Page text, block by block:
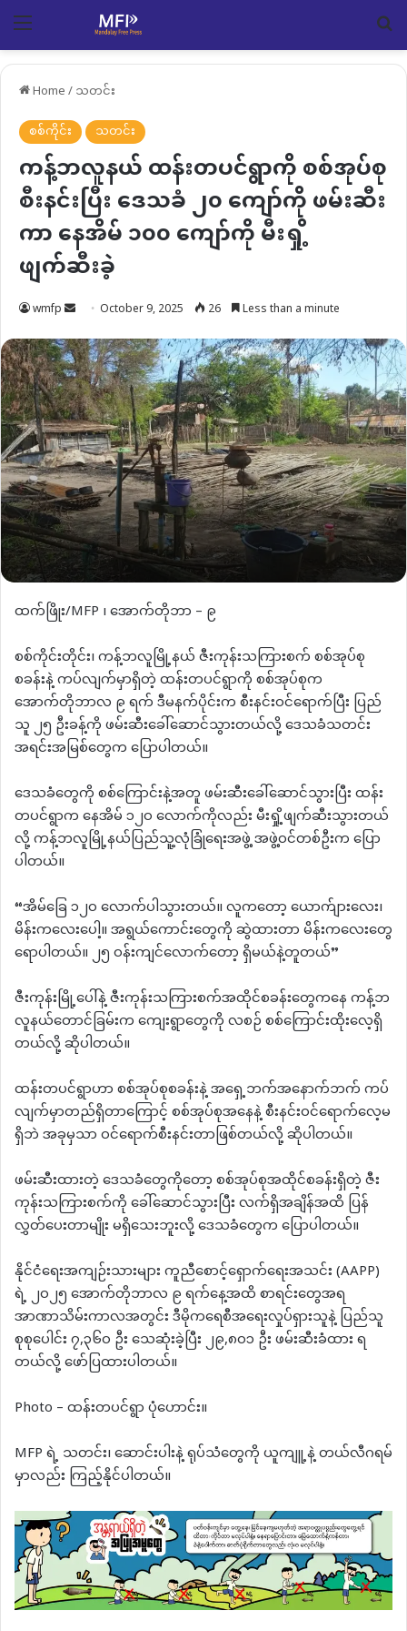
Menu
Home/သတင်း
စစ်ကိုင်း
သတင်း
ကန့်ဘလူနယ် ထန်းတပင်ရွာကို စစ်အုပ်စု
စီးနင်းပြီး ဒေသခံ ၂၀ ကျော်ကို ဖမ်းဆီး
ကာ နေအိမ် ၁၀၀ ကျော်ကို မီးရှို့
ဖျက်ဆီးခဲ့
wmfp Send
email
October 9, 2025 26 Less than a minute
ထက်ဖြိုး/MFP ၊ အောက်တိုဘာ – ၉
စစ်ကိုင်းတိုင်း၊ ကန့်ဘလူမြို့နယ် ဇီးကုန်းသကြားစက် စစ်အုပ်စု
စခန်းနဲ့ ကပ်လျက်မှာရှိတဲ့ ထန်းတပင်ရွာကို စစ်အုပ်စုက
အောက်တိုဘာလ ၉ ရက် ဒီမနက်ပိုင်းက စီးနင်းဝင်ရောက်ပြီး ပြည်
သူ ၂၅ ဦးခန့်ကို ဖမ်းဆီးခေါ်ဆောင်သွားတယ်လို့ ဒေသခံသတင်း
အရင်းအမြစ်တွေက ပြောပါတယ်။
ဒေသခံတွေကို စစ်ကြောင်းနဲ့အတူ ဖမ်းဆီးခေါ်ဆောင်သွားပြီး ထန်း
တပင်ရွာက နေအိမ် ၁၂၀ လောက်ကိုလည်း မီးရှို့ဖျက်ဆီးသွားတယ်
လို့ ကန့်ဘလူမြို့နယ်ပြည်သူ့လုံခြုံရေးအဖွဲ့ အဖွဲ့ဝင်တစ်ဦးက ပြော
ပါတယ်။
“အိမ်ခြေ ၁၂၀ လောက်ပါသွားတယ်။ လူကတော့ ယောက်ျားလေး၊
မိန်းကလေးပေါ့။ အရွယ်ကောင်းတွေကို ဆွဲထားတာ မိန်းကလေးတွေ
ရောပါတယ်။ ၂၅ ဝန်းကျင်လောက်တော့ ရှိမယ်နဲ့တူတယ်”
ဇီးကုန်းမြို့ပေါ်နဲ့ ဇီးကုန်းသကြားစက်အထိုင်စခန်းတွေကနေ ကန့်ဘ
လူနယ်တောင်ခြမ်းက ကျေးရွာတွေကို လစဉ် စစ်ကြောင်းထိုးလေ့ရှိ
တယ်လို့ ဆိုပါတယ်။
ထန်းတပင်ရွာဟာ စစ်အုပ်စုစခန်းနဲ့ အရှေ့ဘက်အနောက်ဘက် ကပ်
လျက်မှာတည်ရှိတာကြောင့် စစ်အုပ်စုအနေနဲ့ စီးနင်းဝင်ရောက်လေ့မ
ရှိဘဲ အခုမှသာ ဝင်ရောက်စီးနင်းတာဖြစ်တယ်လို့ ဆိုပါတယ်။
ဖမ်းဆီးထားတဲ့ ဒေသခံတွေကိုတော့ စစ်အုပ်စုအထိုင်စခန်းရှိတဲ့ ဇီး
ကုန်းသကြားစက်ကို ခေါ်ဆောင်သွားပြီး လက်ရှိအချိန်အထိ ပြန်
လွှတ်ပေးတာမျိုး မရှိသေးဘူးလို့ ဒေသခံတွေက ပြောပါတယ်။
နိုင်ငံရေးအကျဉ်းသားများ ကူညီစောင့်ရှောက်ရေးအသင်း (AAPP)
ရဲ့ ၂၀၂၅ အောက်တိုဘာလ ၉ ရက်နေ့အထိ စာရင်းတွေအရ
အာဏာသိမ်းကာလအတွင်း ဒီမိုကရေစီအရေးလှုပ်ရှားသူနဲ့ ပြည်သူ
စုစုပေါင်း ၇,၃၆၀ ဦး သေဆုံးခဲ့ပြီး ၂၉,၈၀၁ ဦး ဖမ်းဆီးခံထား ရ
တယ်လို့ ဖော်ပြထားပါတယ်။
Photo – ထန်းတပင်ရွာ ပုံဟောင်း။
MFP ရဲ့ သတင်း၊ ဆောင်းပါးနဲ့ ရုပ်သံတွေကို ယူကျူ့နဲ့ တယ်လီဂရမ်
မှာလည်း ကြည့်နိုင်ပါတယ်။